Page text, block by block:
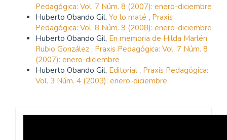
Pedagógica: Vol. 7 Núm. 8 (2007): enero-diciembre
Huberto Obando Gil, Yo lo maté , Praxis
Pedagógica: Vol. 8 Núm. 9 (2008): enero-diciembre
Huberto Obando Gil, En memoria de Hilda Marlén
Rubio González , Praxis Pedagógica: Vol. 7 Núm. 8
(2007): enero-diciembre
Huberto Obando Gil, Editorial , Praxis Pedagógica:
Vol. 3 Núm. 4 (2003): enero-diciembre
Revista